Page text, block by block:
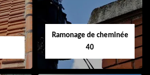
Ramonage de cheminée
40